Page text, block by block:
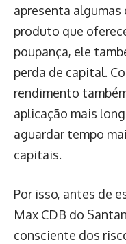
apresenta algumas
produto que
poupança, ele
perda de capital.
rendimento
aplicação mais
aguardar tempo
capitais.
Por isso, antes de
Max CDB do
consciente dos